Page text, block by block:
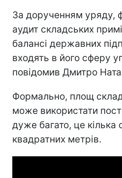
За дорученням уряду,
аудит складських
балансі державних
входять в його сферу
повідомив Дмитро
Формально, площ
може використати
дуже багато, це кілька
квадратних метрів.